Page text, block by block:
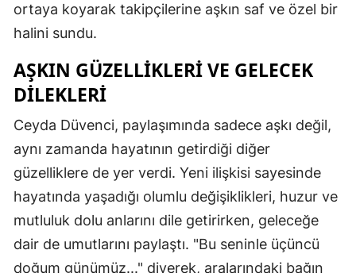
ortaya koyarak takipçilerine aşkın saf ve özel bir
halini sundu.
AŞKIN GÜZELLIKLERI VE GELECEK
DILEKLERI
Ceyda Düvenci, paylaşımında sadece aşkı değil,
aynı zamanda hayatının getirdiği diğer
güzelliklere de yer verdi. Yeni ilişkisi sayesinde
hayatında yaşadığı olumlu değişiklikleri, huzur ve
mutluluk dolu anlarını dile getirirken, geleceğe
dair de umutlarını paylaştı. "Bu seninle üçüncü
doğum günümüz..." diyerek, aralarındaki bağın